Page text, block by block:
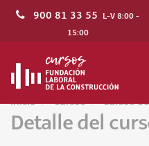
900 81 33 55 L-V 8:00 -
15:00
Inicio Cursos Cursos
Detalle del